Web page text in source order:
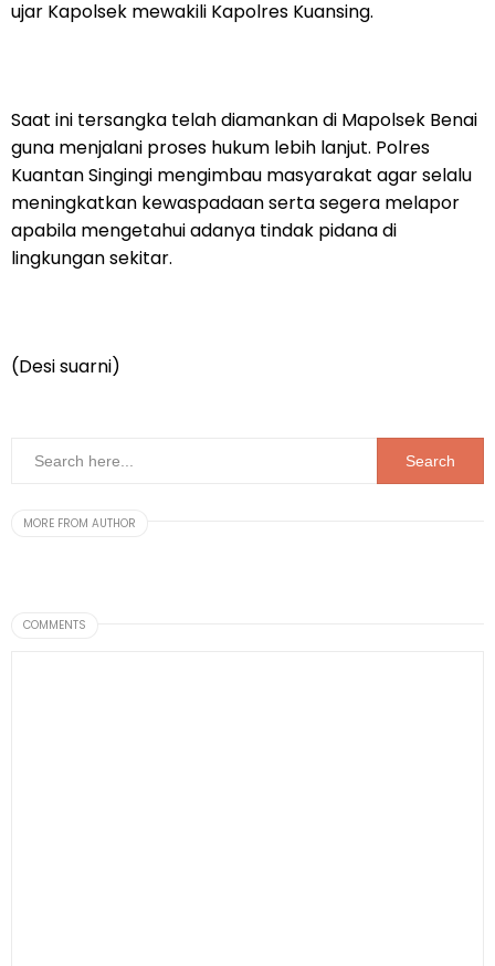
ujar Kapolsek mewakili Kapolres Kuansing.
Saat ini tersangka telah diamankan di Mapolsek Benai
guna menjalani proses hukum lebih lanjut. Polres
Kuantan Singingi mengimbau masyarakat agar selalu
meningkatkan kewaspadaan serta segera melapor
apabila mengetahui adanya tindak pidana di
lingkungan sekitar.
(Desi suarni)
MORE FROM AUTHOR
COMMENTS